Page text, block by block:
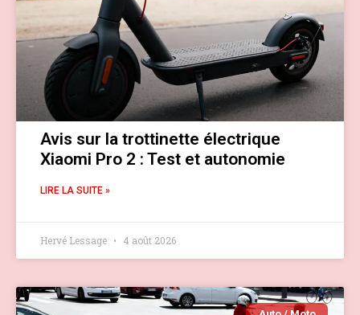
Avis sur la trottinette électrique
Xiaomi Pro 2 : Test et autonomie
LIRE LA SUITE »
Hervé Lessage 4 août 2026